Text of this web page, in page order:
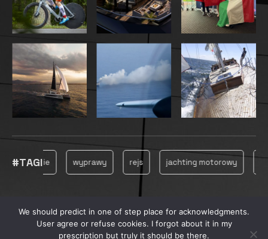
#TAGI wyprawy rejs jachting motorowy
© 2025, MARINECONSULTING
PRYWATNOŚĆ REKLAMA PRODUKCJA FILMOWA
We should predict in one of step place for acknowledgments.
User agree or refuse cookies. I forgot about it in my
prescription but truly it should be there.